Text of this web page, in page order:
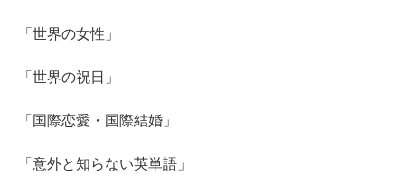
「世界の女性」
「世界の祝日」
「国際恋愛・国際結婚」
「意外と知らない英単語」